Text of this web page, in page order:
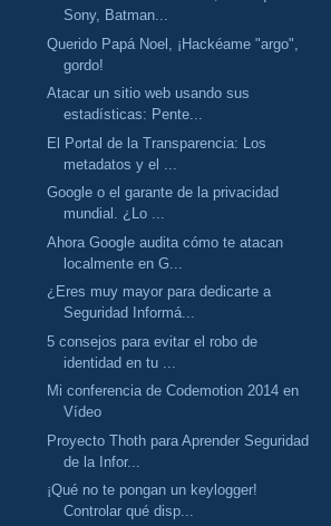
Sony, Batman...
Querido Papá Noel, ¡Hackéame "argo",
gordo!
Atacar un sitio web usando sus
estadísticas: Pente...
El Portal de la Transparencia: Los
metadatos y el ...
Google o el garante de la privacidad
mundial. ¿Lo ...
Ahora Google audita cómo te atacan
localmente en G...
¿Eres muy mayor para dedicarte a
Seguridad Informá...
5 consejos para evitar el robo de
identidad en tu ...
Mi conferencia de Codemotion 2014 en
Vídeo
Proyecto Thoth para Aprender Seguridad
de la Infor...
¡Qué no te pongan un keylogger!
Controlar qué disp...